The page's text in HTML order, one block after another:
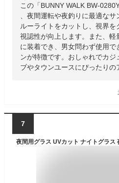
この「BUNNY WALK BW-
、夜間運転や夜釣りに最適な
ルーライトをカットし、視界
視認性が向上します。また、軽
に装着でき、男女問わず使用で
ンが特徴です。おしゃれでカ
ブやタウンユースにぴったりの
7